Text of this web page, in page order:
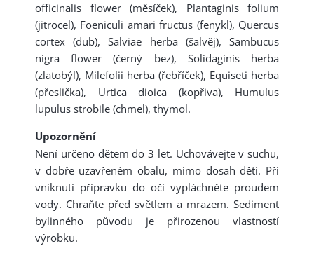
officinalis flower (měsíček), Plantaginis folium
(jitrocel), Foeniculi amari fructus (fenykl), Quercus
cortex (dub), Salviae herba (šalvěj), Sambucus
nigra flower (černý bez), Solidaginis herba
(zlatobýl), Milefolii herba (řebříček), Equiseti herba
(přeslička), Urtica dioica (kopřiva), Humulus
lupulus strobile (chmel), thymol.
Upozornění
Není určeno dětem do 3 let. Uchovávejte v suchu,
v dobře uzavřeném obalu, mimo dosah dětí. Při
vniknutí přípravku do očí vypláchněte proudem
vody. Chraňte před světlem a mrazem. Sediment
bylinného původu je přirozenou vlastností
výrobku.